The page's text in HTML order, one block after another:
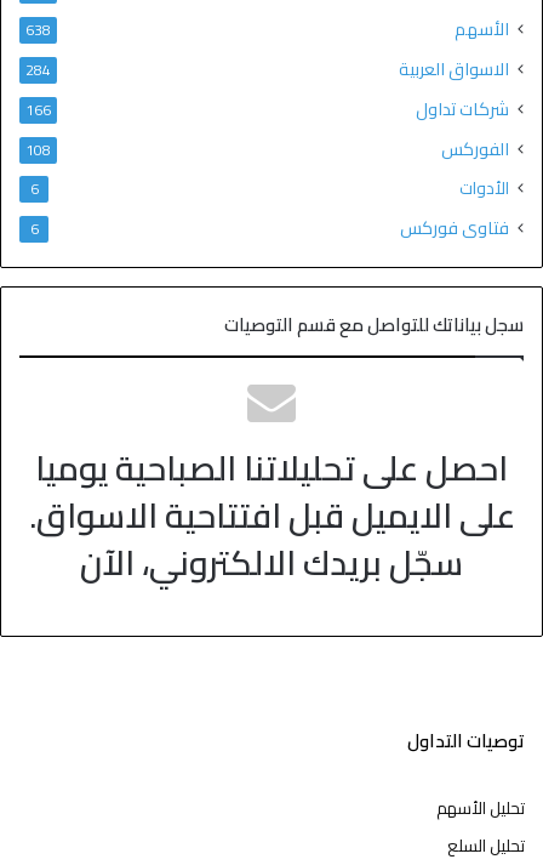
الأسهم 638
الاسواق العربية 284
شركات تداول 166
الفوركس 108
الأدوات 6
فتاوى فوركس 6
سجل بياناتك للتواصل مع قسم التوصيات
احصل على تحليلاتنا الصباحية يوميا
على الايميل قبل افتتاحية الاسواق.
سجّل بريدك الالكتروني، الآن
توصيات التداول
تحليل الأسهم
تحليل السلع